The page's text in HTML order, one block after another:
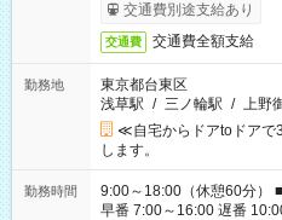
交通費別途支給あり
交通費 交通費全額支給
勤務地
東京都台東区
浅草駅 / 三ノ輪駅 / 上野
≪自宅からドアtoドアで
します。
勤務時間
9:00～18:00（休憩60分） ■ご希望があれば下記シフトもOK！
早番 7:00～16:00 遅番 10:00～19:00 「家族